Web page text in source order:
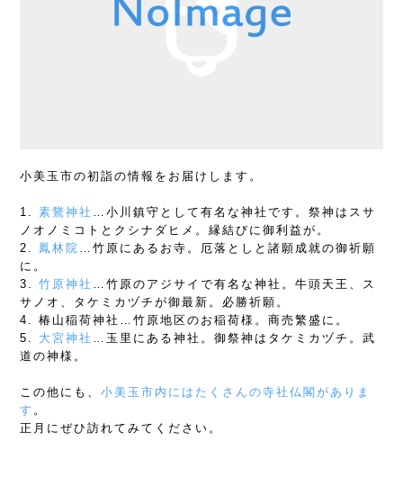
小美玉市の初詣の情報をお届けします。
1.素鵞神社
…小川鎮守として有名な神社です。祭神はスサ
ノオノミコトとクシナダヒメ。縁結びに御利益が。
2.
鳳林院
…竹原にあるお寺。厄落としと諸願成就の御祈願
に。
3.竹原神社
…竹原のアジサイで有名な神社。牛頭天王、ス
サノオ、タケミカヅチが御最新。必勝祈願。
4. 椿山稲荷神社…竹原地区のお稲荷様。商売繁盛に。
5. 大宮神社
…玉里にある神社。御祭神はタケミカヅチ。武
道の神様。
この他にも、小美玉市内にはたくさんの寺社仏閣がありま
す 。
正月にぜひ訪れてみてください。